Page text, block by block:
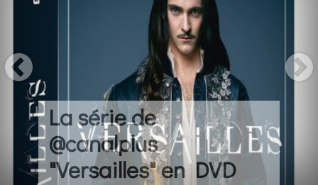
La série de
@canalplus
"Versailles" en DVD